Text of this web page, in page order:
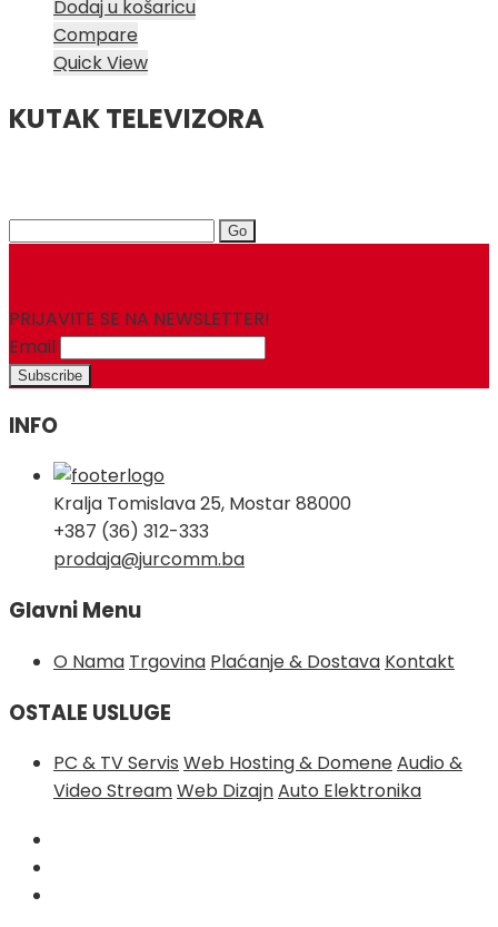
Dodaj u košaricu
Compare
Quick View
KUTAK TELEVIZORA
Search
PRIJAVITE SE NA NEWSLETTER!
Email
INFO
Kralja Tomislava 25, Mostar 88000
+387 (36) 312-333
prodaja@jurcomm.ba
Glavni Menu
O Nama Trgovina Plaćanje & Dostava Kontakt
OSTALE USLUGE
PC & TV Servis Web Hosting & DomeneAudio &
Video StreamWeb DizajnAuto Elektronika